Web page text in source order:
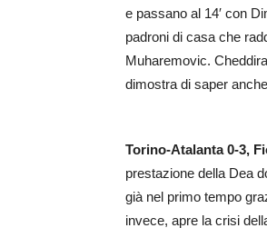
e passano al 14′ con
padroni di casa che
Muharemovic.
dimostra di saper
Torino-Atalanta 0-3,
prestazione della Dea
già nel primo tempo
invece, apre la crisi